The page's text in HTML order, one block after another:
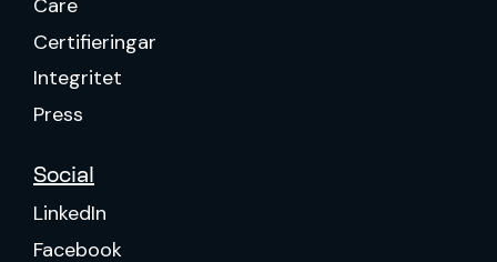
Care
Certifieringar
Integritet
Press
Social
LinkedIn
Facebook